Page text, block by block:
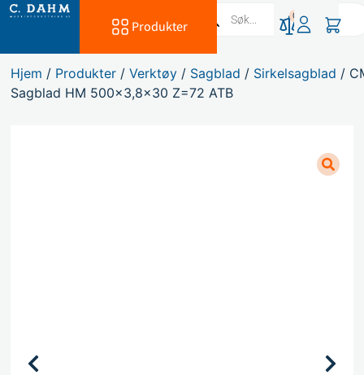
Produkter
0
Hjem / Produkter /Verktøy / Sagblad / Sirkelsagblad /
Sagblad HM 500×3,8×30 Z=72 ATB